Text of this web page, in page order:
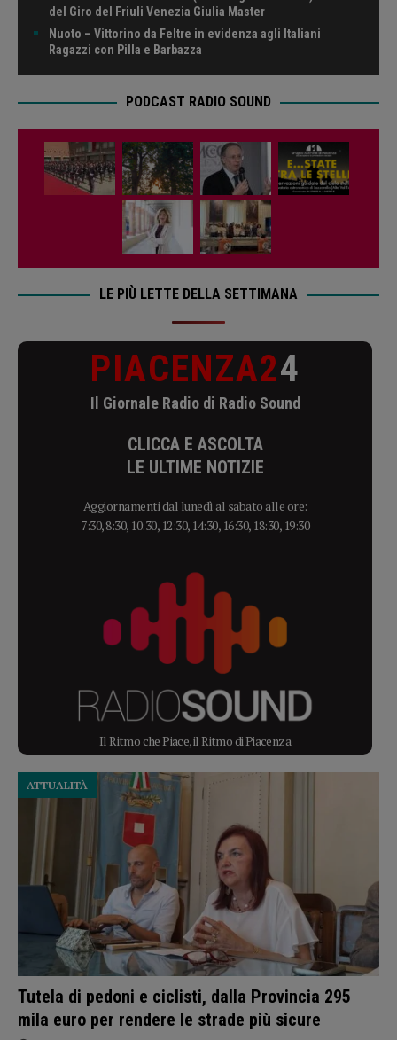
del Giro del Friuli Venezia Giulia Master
Nuoto – Vittorino da Feltre in evidenza agli Italiani
Ragazzi con Pilla e Barbazza
PODCAST RADIO SOUND
LE PIÙ LETTE DELLA SETTIMANA
PIACENZA24
Il Giornale Radio di Radio Sound
CLICCA E ASCOLTA
LE ULTIME NOTIZIE
Aggiornamenti dal lunedì al sabato alle ore:
7:30, 8:30, 10:30, 12:30, 14:30, 16:30, 18:30, 19:30
Il Ritmo che Piace, il Ritmo di Piacenza
Tutela di pedoni e ciclisti, dalla Provincia 295
mila euro per rendere le strade più sicure
ATTUALITÀ